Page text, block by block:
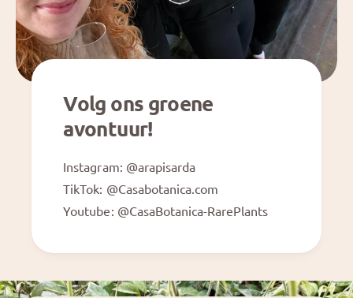
Volg ons groene
avontuur!
Instagram: @arapisarda
TikTok: @Casabotanica.com
Youtube: @CasaBotanica-RarePlants